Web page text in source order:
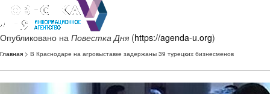
Опубликовано на Повестка Дня (https://agenda-u.org)
Главная > В Краснодаре на агровыставке задержаны 39 турецких бизнесменов